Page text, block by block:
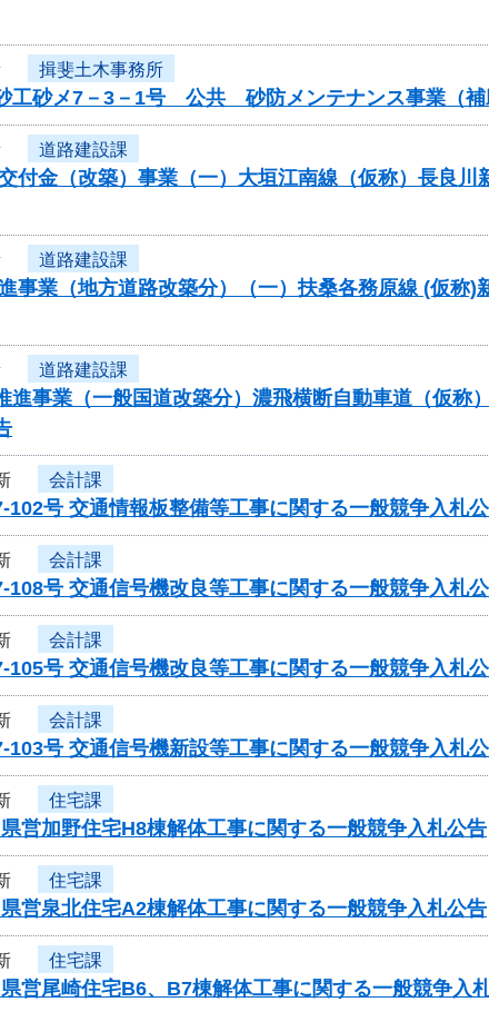
揖斐土木事務所
工砂メ7－3－1号 公共 砂防メンテナンス事業（
道路建設課
付金（改築）事業（一）大垣江南線（仮称）長良
道路建設課
事業（地方道路改築分）（一）扶桑各務原線 (仮称
道路建設課
事業（一般国道改築分）濃飛横断自動車道（仮称
会計課
102号 交通情報板整備等工事に関する一般競争入札
会計課
108号 交通信号機改良等工事に関する一般競争入札
会計課
105号 交通信号機改良等工事に関する一般競争入札
会計課
103号 交通信号機新設等工事に関する一般競争入札
住宅課
県営加野住宅H8棟解体工事に関する一般競争入札公告
住宅課
県営泉北住宅A2棟解体工事に関する一般競争入札公告
住宅課
県営尾崎住宅B6、B7棟解体工事に関する一般競争入